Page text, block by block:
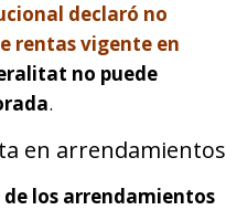
declaró no
rentas vigente en
no puede
.
en arrendamientos
los arrendamientos